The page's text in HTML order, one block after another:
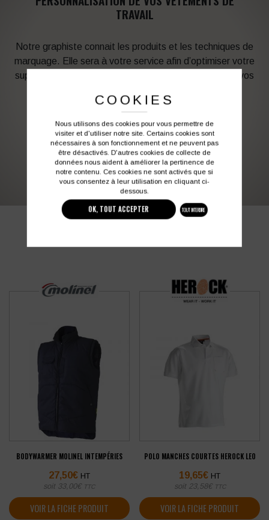
TRAVAIL
Notre graphiste connait les produits et les techniques de
marquage. Elle sera à votre service afin d’optimiser votre
support en fonction des contraintes techniques et de vos
Vous souhaitez avoir plus d’informations ?
03 27 28 87 86 contact@colbleu.fr
BODYWARMER MOLINEL INTEMPÉRIES
27,50€ HT
soit 33,00€ TTC
VOIR LA FICHE PRODUIT
POLO MANCHES COURTES HEROCK LEO
19,65€ HT
soit 23,58€ TTC
VOIR LA FICHE PRODUIT
COOKIES
Nous utilisons des cookies pour vous permettre de
visiter et d'utiliser notre site. Certains cookies sont
nécessaires à son fonctionnement et ne peuvent pas
être désactivés. D'autres cookies de collecte de
données nous aident à améliorer la pertinence de
notre contenu. Ces cookies ne sont activés que si
vous consentez à leur utilisation en cliquant ci-
dessous.
OK, TOUT ACCEPTER TOUT INTERDIRE